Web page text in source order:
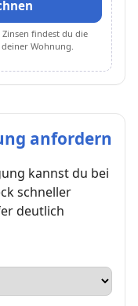
findest du die
Wohnung.
anfordern
kannst du bei
schneller
deutlich